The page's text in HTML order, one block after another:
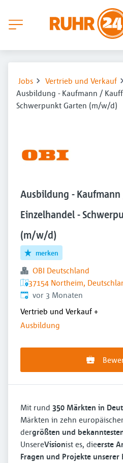
Jobs
Vertrieb und Verkauf
Ausbildung - Kaufmann /
Schwerpunkt Garten (m/w/d)
Ausbildung -
Einzelhandel -
(m/w/d)
merken
OBI Deutschland
37154 Northeim,
Veröffentlicht:
vor 3 Monaten
Vertrieb und Verkauf +
Ausbildung
Mit rund 350 Märkten in
Märkten in zehn
dergrößten und
UnsereVisionist es, dieerste
Fragen und Projekte